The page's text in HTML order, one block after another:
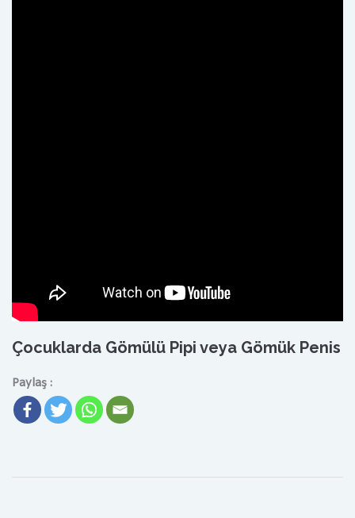
Çocuklarda Gömülü Pipi veya Gömük Penis
Paylaş :